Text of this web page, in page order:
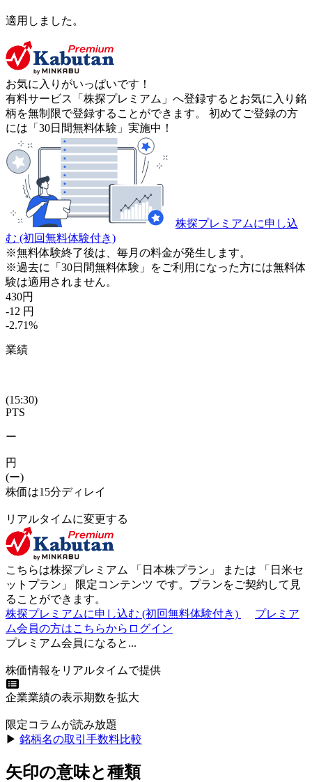
適用しました。
お気に入りがいっぱいです！
有料サービス「株探プレミアム」へ登録するとお気に入り銘
柄を無制限で登録することができます。 初めてご登録の方
には「30日間無料体験」実施中！
株探プレミアムに申し込
む (初回無料体験付き)
※無料体験終了後は、毎月の料金が発生します。
※過去に「30日間無料体験」をご利用になった方には無料体
験は適用されません。
430円
-12 円
-2.71%
業績
(15:30)
PTS
ー
円
(ー)
株価は15分ディレイ
リアルタイムに変更する
こちらは株探プレミアム 「 日本株プラン 」 または 「 日米セ
ットプラン 」 限定コンテンツ です。プランをご契約して見
ることができます。
株探プレミアムに申し込む (初回無料体験付き)
プレミア
ム会員の方はこちらからログイン
プレミアム会員になると...
株価情報をリアルタイムで提供
企業業績の表示期数を拡大
限定コラムが読み放題
▶︎ 銘柄名の取引手数料比較
矢印の意味と種類